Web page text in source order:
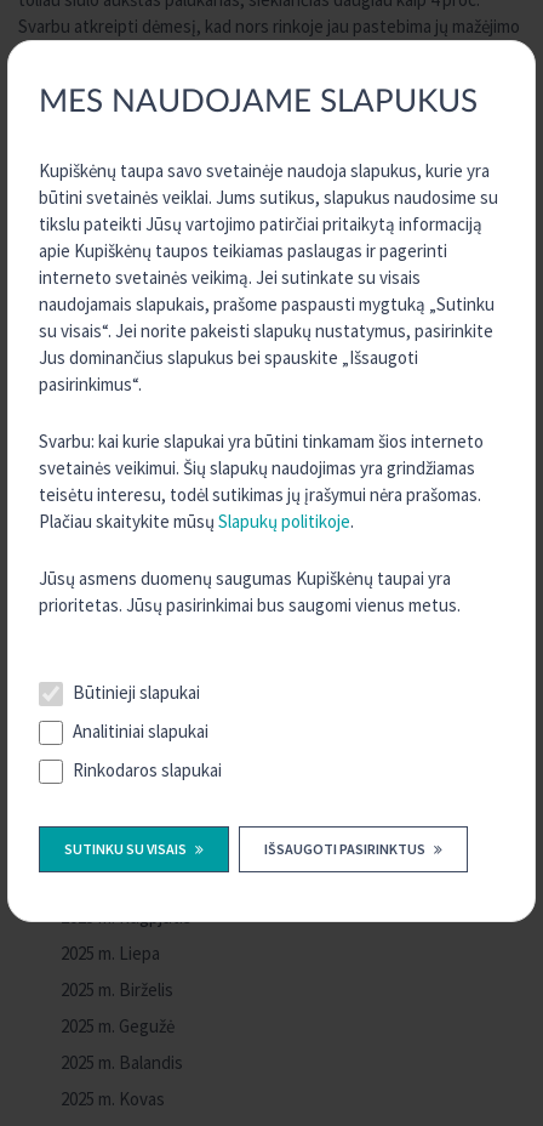
MES NAUDOJAME SLAPUKUS
Kupiškėnų taupa savo svetainėje naudoja slapukus, kurie yra
būtini svetainės veiklai. Jums sutikus, slapukus naudosime su
tikslu pateikti Jūsų vartojimo patirčiai pritaikytą informaciją
apie Kupiškėnų taupos teikiamas paslaugas ir pagerinti
interneto svetainės veikimą. Jei sutinkate su visais
naudojamais slapukais, prašome paspausti mygtuką „Sutinku
su visais“. Jei norite pakeisti slapukų nustatymus, pasirinkite
Jus dominančius slapukus bei spauskite „Išsaugoti
pasirinkimus“.
Svarbu: kai kurie slapukai yra būtini tinkamam šios interneto
svetainės veikimui. Šių slapukų naudojimas yra grindžiamas
teisėtu interesu, todėl sutikimas jų įrašymui nėra prašomas.
Plačiau skaitykite mūsų Slapukų politikoje.
Jūsų asmens duomenų saugumas Kupiškėnų taupai yra
prioritetas. Jūsų pasirinkimai bus saugomi vienus metus.
Būtinieji slapukai
Analitiniai slapukai
Rinkodaros slapukai
SUTINKU SU VISAIS IŠSAUGOTI PASIRINKTUS
Svarbu atkreipti dėmesį, kad nors rinkoje jau pastebima jų mažėjimo
tendencija, unijose jos vis dar išlieka palyginti aukštos.
„Prioritetinės antrojo pusmečio kryptys – smulkaus ir vidutinio
valstybės remiamomis programomis, skirtomis verslo kūrimui ir
plėtrai. Palankesnes nuotaikas verslui investuoti ar plėsti veiklą
lemia mažėjančios centrinių bankų palūkanų normos, privatiems
klientams – grįžti prie planų įsigyti NT investicijai ar gyvenimui, taip
pat ir toliau investuoti į energetinį efektyvumą didinančias
priemones ar atsinaujinančią energiją. Dar vienas mūsų prioritetas –
žaliosios paskolos, skirtos atsinaujinančių energijos šaltinių plėtrai
tiek ūkiuose, tiek versle ar privačių klientų segmente. Mūsų siekis ir
toliau nesikeičia – būti patikimu finansų partneriu kiekvienam mūsų
VISOS NAUJIENOS
2026 m. Liepa
2026 m. Kovas
2026 m. Sausis
2025 m. Gruodis
2025 m. Spalis
2025 m. Rugsėjis
2025 m. Rugpjūtis
2025 m. Liepa
2025 m. Birželis
2025 m. Gegužė
2025 m. Balandis
2025 m. Kovas